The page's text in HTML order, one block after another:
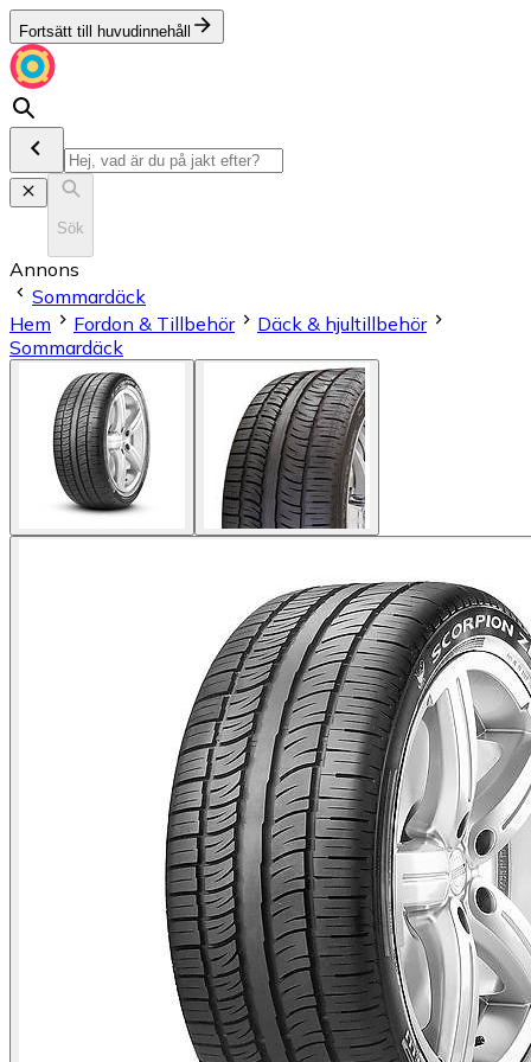
Fortsätt till huvudinnehåll
Sök
Annons
Sommardäck
Hem
Fordon & Tillbehör
Däck & hjultillbehör
Sommardäck